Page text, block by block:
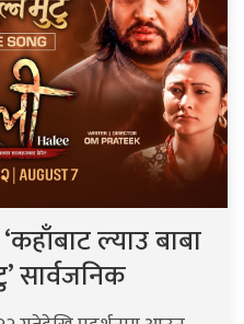
ल्याउ बाबा
सार्वजनिक